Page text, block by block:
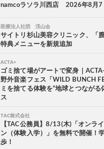
namcoラソラ川西店 2026年8月7
医療法人社団 渓山会
サイトリ杉山美容クリニック、「
特典メニューを新規追加
ACTA+
ゴミ捨て場がアートで変身｜
野外音楽フェス「WILD BUNCH
ミを捨てる体験を“地球とつながる
ス
TAC株式会社
【TAC公務員】8/13(木)「オンラ
ン（体験入学）」を無料で開催！
歩！